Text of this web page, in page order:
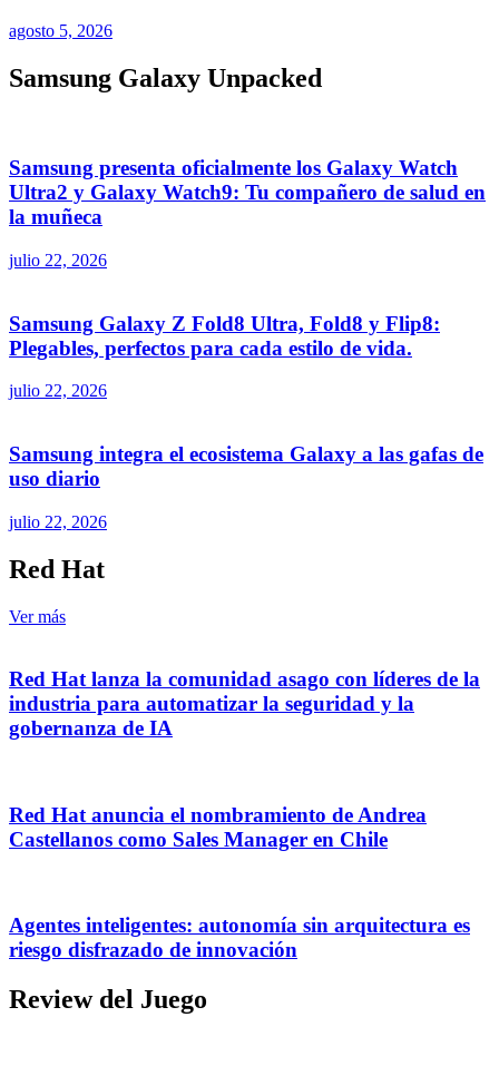
agosto 5, 2026
Samsung Galaxy Unpacked
Samsung presenta oficialmente los Galaxy Watch
Ultra2 y Galaxy Watch9: Tu compañero de salud en
la muñeca
julio 22, 2026
Samsung Galaxy Z Fold8 Ultra, Fold8 y Flip8:
Plegables, perfectos para cada estilo de vida.
julio 22, 2026
Samsung integra el ecosistema Galaxy a las gafas de
uso diario
julio 22, 2026
Red Hat
Ver más
Red Hat lanza la comunidad asago con líderes de la
industria para automatizar la seguridad y la
gobernanza de IA
Red Hat anuncia el nombramiento de Andrea
Castellanos como Sales Manager en Chile
Agentes inteligentes: autonomía sin arquitectura es
riesgo disfrazado de innovación
Review del Juego